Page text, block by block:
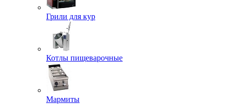
Грили для кур
Котлы пищеварочные
Мармиты